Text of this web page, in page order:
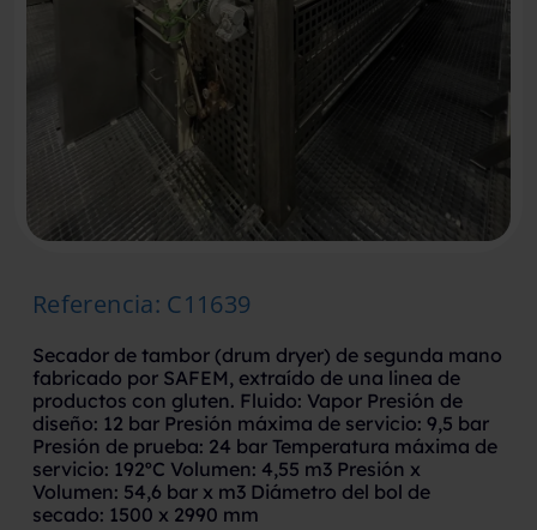
Referencia: C11639
Secador de tambor (drum dryer) de segunda mano
fabricado por SAFEM, extraído de una linea de
productos con gluten. Fluido: Vapor Presión de
diseño: 12 bar Presión máxima de servicio: 9,5 bar
Presión de prueba: 24 bar Temperatura máxima de
servicio: 192ºC Volumen: 4,55 m3 Presión x
Volumen: 54,6 bar x m3 Diámetro del bol de
secado: 1500 x 2990 mm